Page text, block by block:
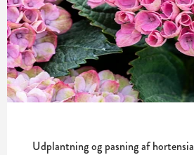
Udplantning og pasning af hortensia